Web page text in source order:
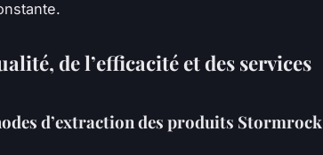
de l’efficacité et des services
d’extraction des produits Stormrock